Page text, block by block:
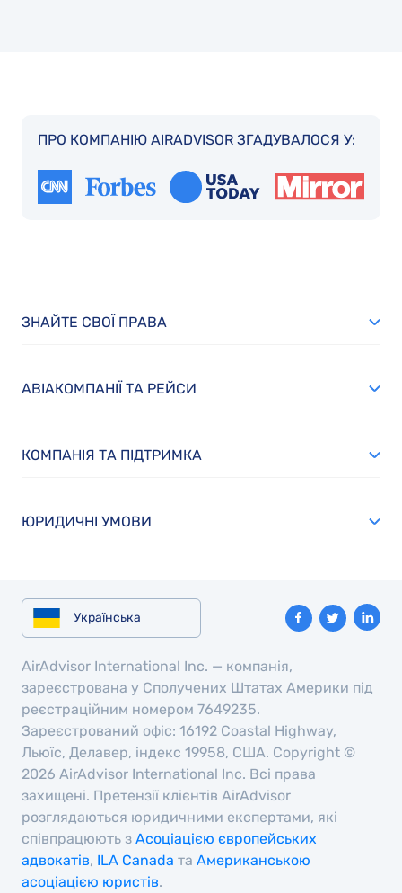
ПРО КОМПАНІЮ AIRADVISOR ЗГАДУВАЛОСЯ У:
ЗНАЙТЕ СВОЇ ПРАВА
АВІАКОМПАНІЇ ТА РЕЙСИ
КОМПАНІЯ ТА ПІДТРИМКА
ЮРИДИЧНІ УМОВИ
Українська
AirAdvisor International Inc. — компанія,
зареєстрована у Сполучених Штатах Америки під
реєстраційним номером 7649235.
Зареєстрований офіс: 16192 Coastal Highway,
Льюїс, Делавер, індекс 19958, США. Copyright ©
2026 AirAdvisor International Inc. Всі права
захищені. Претензії клієнтів AirAdvisor
розглядаються юридичними експертами, які
співпрацюють з Асоціацією європейських
адвокатів, ILA Canada та Американською
асоціацією юристів.